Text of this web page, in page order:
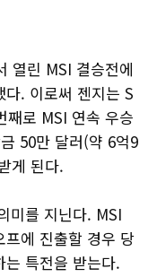
열린 MSI 결승전에
. 이로써 젠지는 S
째로 MSI 연속 우승
50만 달러(약 6억9
게 된다.
미를 지닌다. MSI
에 진출할 경우 당
특전을 받는다.